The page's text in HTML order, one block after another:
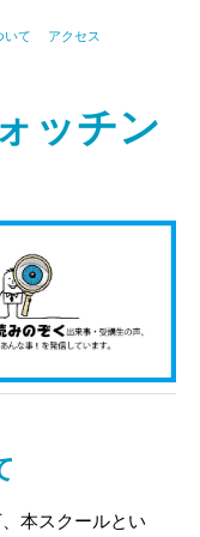
いて アクセス
ッチン
、本スクールとい